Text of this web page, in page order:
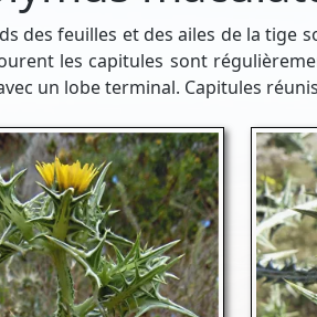
des feuilles et des ailes de la tige
les capitules sont
un lobe terminal. Capitules